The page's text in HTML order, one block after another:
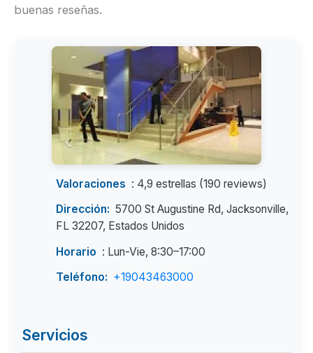
buenas reseñas.
Valoraciones : 4,9 estrellas (190 reviews)
Dirección: 5700 St Augustine Rd, Jacksonville,
FL 32207, Estados Unidos
Horario : Lun-Vie, 8:30–17:00
Teléfono: +19043463000
Servicios